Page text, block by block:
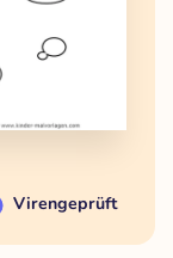
Virengeprüft